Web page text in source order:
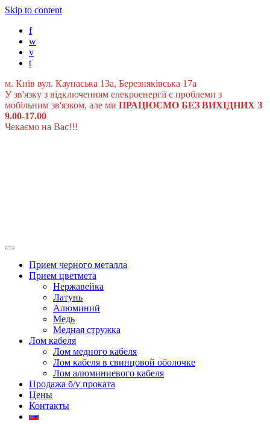
Skip to content
f
w
v
t
м. Київ вул. Каунаська 13а, Березняківська 17а
У зв'язку з відключенням елекроенергії є проблеми з
мобільним зв'язком, але ми ПРАЦЮЄМО БЕЗ ВИХІДНИХ З
9.00-17.00
Чекаємо на Вас!!!
Прием черного металла
Прием цветмета
Нержавейка
Латунь
Алюминий
Медь
Медная стружка
Лом кабеля
Лом медного кабеля
Лом кабеля в свинцовой оболочке
Лом алюминиевого кабеля
Продажа б/у проката
Цены
Контакты